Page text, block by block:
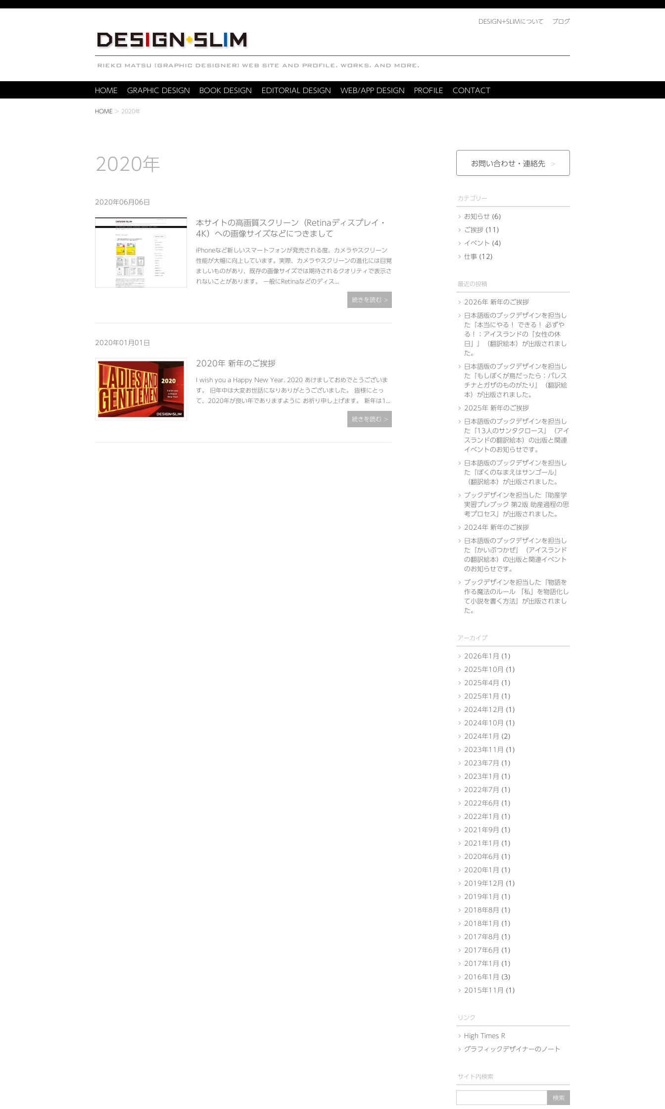
DESIGN+SLIMについて ブログ
HOME GRAPHIC DESIGN BOOK DESIGN EDITORIAL DESIGN WEB/APP DESIGN PROFILE CONTACT
HOME > 2020年
2020年
2020年06月06日
本サイトの高画質スクリーン（Retinaディスプレイ・
4K）への画像サイズなどにつきまして
iPhoneなど新しいスマートフォンが発売される度、カメラやスクリーン
性能が大幅に向上しています。実際、カメラやスクリーンの進化には目覚
ましいものがあり、既存の画像サイズでは期待されるクオリティで表示さ
れないことがあります。 一般にRetinaなどのディス...
続きを読む
2020年01月01日
2020年 新年のご挨拶
I wish you a Happy New Year. 2020 あけましておめでとうございま
す。 旧年中は大変お世話になりありがとうございました。 皆様にとっ
て、2020年が良い年でありますように お祈り申し上げます。 新年は1...
続きを読む
お問い合わせ・ 連絡先
カテゴリー
お知らせ (6)
ご挨拶 (11)
イベント (4)
仕事 (12)
最近の投稿
2026年 新年のご挨拶
日本語版のブックデザインを担当し
た『本当にやる！ できる！ 必ずや
る！：アイスランドの「女性の休
日」』（翻訳絵本）が出版されまし
た。
日本語版のブックデザインを担当し
た『もしぼくが鳥だったら：パレス
チナとガザのものがたり』（翻訳絵
本）が出版されました。
2025年 新年のご挨拶
日本語版のブックデザインを担当し
た『13人のサンタクロース』（アイ
スランドの翻訳絵本）の出版と関連
イベントのお知らせです。
日本語版のブックデザインを担当し
た『ぼくのなまえはサンゴール』
（翻訳絵本）が出版されました。
ブックデザインを担当した『助産学
実習プレブック 第2版 助産過程の思
考プロセス』が出版されました。
2024年 新年のご挨拶
日本語版のブックデザインを担当し
た『かいぶつかぜ』（アイスランド
の翻訳絵本）の出版と関連イベント
のお知らせです。
ブックデザインを担当した『物語を
作る魔法のルール 「私」を物語化し
て小説を書く方法』が出版されまし
た。
アーカイブ
2026年1月 (1)
2025年10月 (1)
2025年4月 (1)
2025年1月 (1)
2024年12月 (1)
2024年10月 (1)
2024年1月 (2)
2023年11月 (1)
2023年7月 (1)
2023年1月 (1)
2022年7月 (1)
2022年6月 (1)
2022年1月 (1)
2021年9月 (1)
2021年1月 (1)
2020年6月 (1)
2020年1月 (1)
2019年12月 (1)
2019年1月 (1)
2018年8月 (1)
2018年1月 (1)
2017年8月 (1)
2017年6月 (1)
2017年1月 (1)
2016年1月 (3)
2015年11月 (1)
リンク
High Times R
グラフィックデザイナーのノート
サイト内検索